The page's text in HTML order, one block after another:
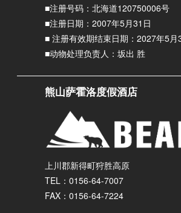
■注册号码：北海道120750006号
■注册日期：2007年5月31日
■ 注册有效期结束日期：2027年5月
■动物处理负责人：坂出 胜
熊山萨霍洛度假酒店
上川郡新得町狩胜高原
TEL：0156-64-7007
FAX：0156-64-7224